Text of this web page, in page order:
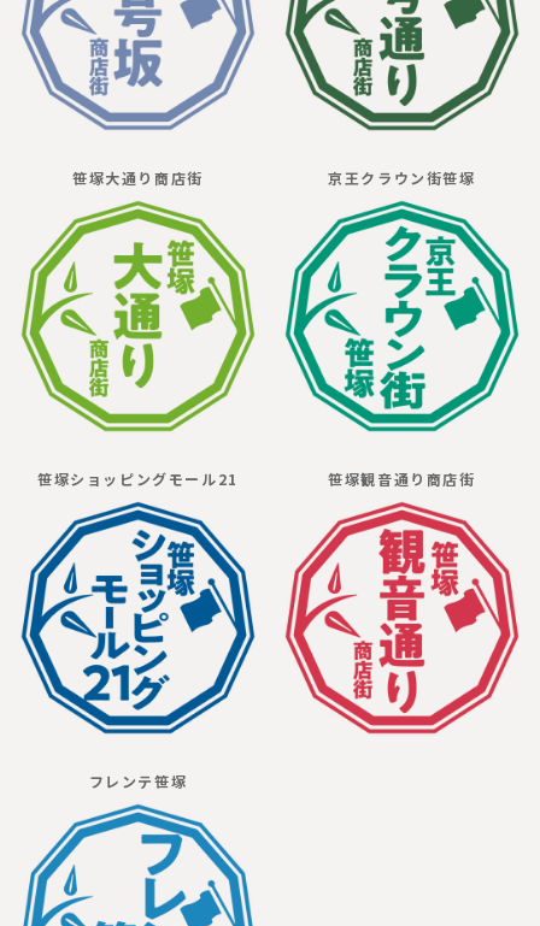
笹塚大通り商店街 京王クラウン街笹塚
笹塚ショッピングモール21 笹塚観音通り商店街
フレンテ笹塚